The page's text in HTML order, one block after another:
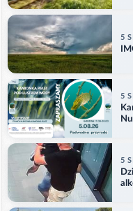
5
5
5